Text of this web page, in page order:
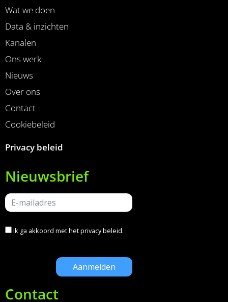
Wat we doen
Data & inzichten
Kanalen
Ons werk
Nieuws
Over ons
Contact
Cookiebeleid
Privacy beleid
Nieuwsbrief
Ik ga akkoord met hetprivacy beleid.
Contact